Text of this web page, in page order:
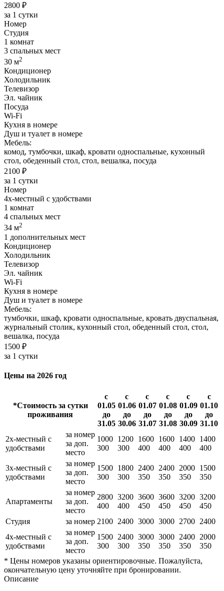
2800 ₽
за 1 сутки
Номер
Студия
1 комнат
3 спальных мест
30 м2
Кондиционер
Холодильник
Телевизор
Эл. чайник
Посуда
Wi-Fi
Кухня в номере
Душ и туалет в номере
Мебель:
комод, тумбочки, шкаф, кровати односпальные, кухонный
стол, обеденный стол, стол, вешалка, посуда
2100 ₽
за 1 сутки
Номер
4х-местный с удобствами
1 комнат
4 спальных мест
34 м2
1 дополнительных мест
Кондиционер
Холодильник
Телевизор
Эл. чайник
Wi-Fi
Кухня в номере
Душ и туалет в номере
Мебель:
тумбочки, шкаф, кровати односпальные, кровать двуспальная,
журнальный столик, кухонный стол, обеденный стол, стол,
вешалка, посуда
1500 ₽
за 1 сутки
Цены на 2026 год
*Стоимость за сутки
проживания
с
01.05
до
31.05
с
01.06
до
30.06
с
01.07
до
31.07
с
01.08
до
31.08
с
01.09
до
30.09
с
01.10
до
31.10
2х-местный с
удобствами
за номер
за доп.
место
1000
300
1200
300
1600
400
1600
400
1400
400
1400
400
3х-местный с
удобствами
за номер
за доп.
место
1500
300
1800
300
2400
350
2400
350
2000
350
1500
350
Апартаменты
за номер
за доп.
место
2800
400
3200
400
3600
450
3600
450
3200
450
3200
450
Студия
за номер 2100 2400 3000 3000 2700 2400
4х-местный с
удобствами
за номер
за доп.
место
1500
300
2400
300
3000
350
3000
350
2400
350
2000
350
* Цены номеров указаны ориентировочные. Пожалуйста,
окончательную цену уточняйте при бронировании.
Описание